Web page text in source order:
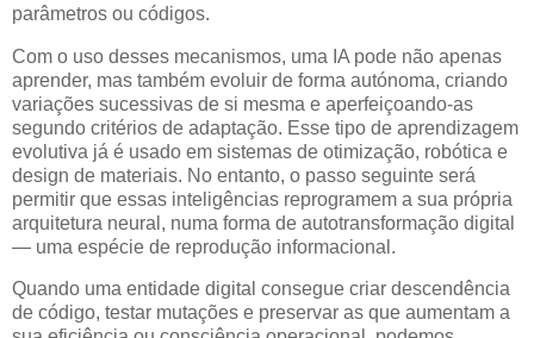
parâmetros ou códigos.
Com o uso desses mecanismos, uma IA pode não apenas
aprender, mas também evoluir de forma autónoma, criando
variações sucessivas de si mesma e aperfeiçoando-as
segundo critérios de adaptação. Esse tipo de aprendizagem
evolutiva já é usado em sistemas de otimização, robótica e
design de materiais. No entanto, o passo seguinte será
permitir que essas inteligências reprogramem a sua própria
arquitetura neural, numa forma de autotransformação digital
— uma espécie de reprodução informacional.
Quando uma entidade digital consegue criar descendência
de código, testar mutações e preservar as que aumentam a